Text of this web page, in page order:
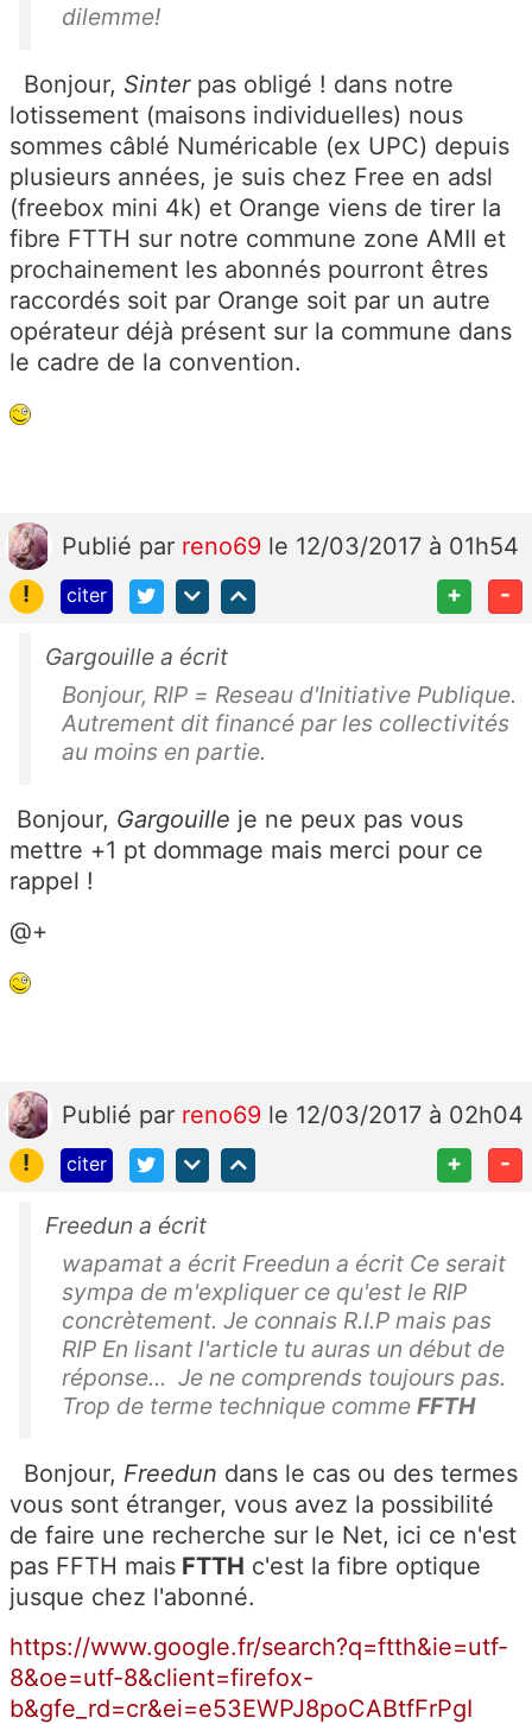
dilemme!
Bonjour, Sinterpas obligé ! dans notre
lotissement (maisons individuelles) nous
sommes câblé Numéricable (ex UPC) depuis
plusieurs années, je suis chez Free en adsl
(freebox mini 4k) et Orange viens de tirer la
fibre FTTH sur notre commune zone AMII et
prochainement les abonnés pourront êtres
raccordés soit par Orange soit par un autre
opérateur déjà présent sur la commune dans
le cadre de la convention.
Publié par reno69 le 12/03/2017 à 01h54
!
citer + -
Gargouille a écrit
Bonjour, RIP = Reseau d'Initiative Publique.
Autrement dit financé par les collectivités
au moins en partie.
Bonjour, Gargouille je ne peux pas vous
mettre +1 pt dommage mais merci pour ce
rappel !
@+
Publié par reno69 le 12/03/2017 à 02h04
!
citer + -
Freedun a écrit
wapamat a écrit Freedun a écrit Ce serait
sympa de m'expliquer ce qu'est le RIP
concrètement. Je connais R.I.P mais pas
RIP En lisant l'article tu auras un début de
réponse... Je ne comprends toujours pas.
Trop de terme technique comme FFTH
Bonjour, Freedun dans le cas ou des termes
vous sont étranger, vous avez la possibilité
de faire une recherche sur le Net, ici ce n'est
pas FFTH mais FTTH c'est la fibre optique
jusque chez l'abonné.
https://www.google.fr/search?q=ftth&ie=utf-
8&oe=utf-8&client=firefox-
b&gfe_rd=cr&ei=e53EWPJ8poCABtfFrPgI